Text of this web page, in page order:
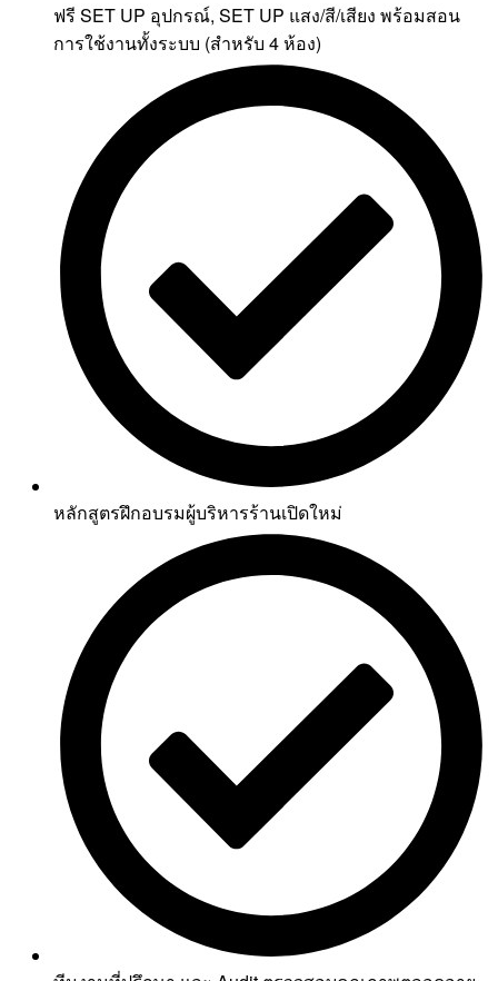
ฟรี SET UP อุปกรณ์, SET UP แสง/สี/เสียง พร้อมสอน
การใช้งานทั้งระบบ (สำหรับ 4 ห้อง)
หลักสูตรฝึกอบรมผู้บริหารร้านเปิดใหม่